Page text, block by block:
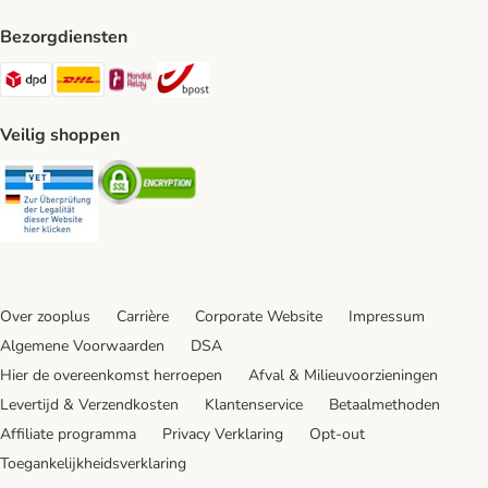
Bezorgdiensten
Dpd Shipping Method
DHL Shipping Method
Mondial Relay Shipping Method
Veilig shoppen
Security Security
Over zooplus Carrière Corporate Website
Impressum
Algemene Voorwaarden
DSA
Hier de overeenkomst herroepen
Afval & Milieuvoorzieningen
Levertijd & Verzendkosten
Klantenservice
Betaalmethoden
Affiliate programma
Privacy Verklaring
Opt-out
Toegankelijkheidsverklaring